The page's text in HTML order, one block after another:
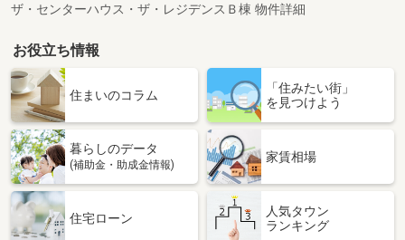
ザ・センターハウス・ザ・レジデンスＢ棟 物件詳細
お役立ち情報
住まいのコラム
「住みたい街」
を見つけよう
暮らしのデータ
(補助金・助成金情報)
家賃相場
住宅ローン
人気タウン
ランキング